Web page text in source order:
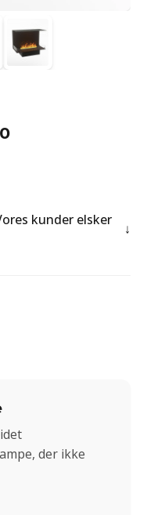
kunder elsker
der ikke